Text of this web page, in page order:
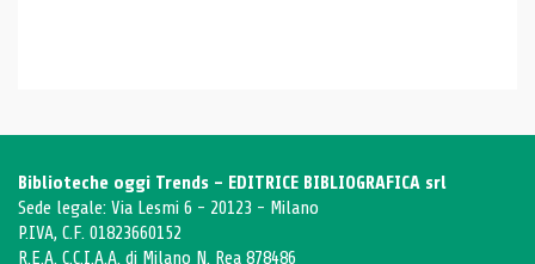
Biblioteche oggi Trends - EDITRICE BIBLIOGRAFICA srl
Sede legale: Via Lesmi 6 - 20123 - Milano
P.IVA, C.F. 01823660152
R.E.A. C.C.I.A.A. di Milano N. Rea 878486